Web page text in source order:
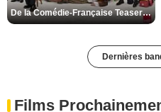
De la Comédie-Française Teaser (3) VF
Dernières
Films